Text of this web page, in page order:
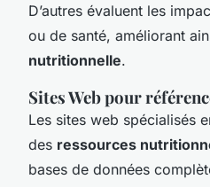
D’autres évaluent les
ou de santé, améliorant
nutritionnelle.
Sites Web pour
Les sites web spécialisés
des ressources
bases de données